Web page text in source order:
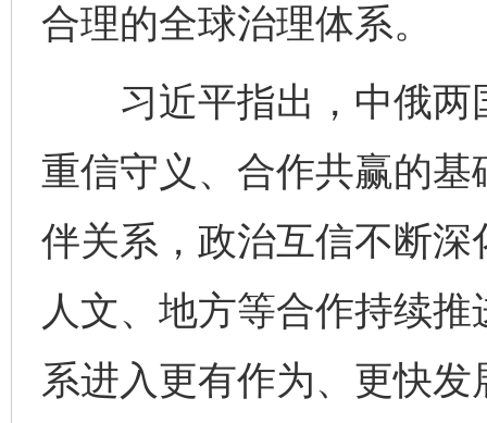
合理的全球治理体系。
习近平指出，中俄两
重信守义、合作共赢的
伴关系，政治互信不断
人文、地方等合作持续
系进入更有作为、更快